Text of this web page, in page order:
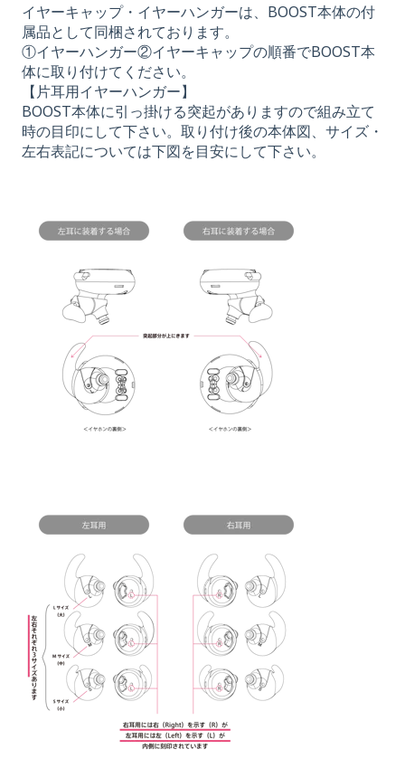
イヤーキャップ・イヤーハンガーは、BOOST本体の付
属品として同梱されております。
①イヤーハンガー②イヤーキャップの順番でBOOST本
体に取り付けてください。
【片耳用イヤーハンガー】
BOOST本体に引っ掛ける突起がありますので組み立て
時の目印にして下さい。取り付け後の本体図、サイズ・
左右表記については下図を目安にして下さい。